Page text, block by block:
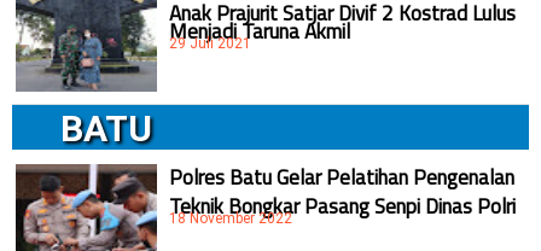
Anak Prajurit Satjar Divif 2 Kostrad Lulus
Menjadi Taruna Akmil
29 Juli 2021
BATU
Polres Batu Gelar Pelatihan Pengenalan
Teknik Bongkar Pasang Senpi Dinas Polri
18 November 2022